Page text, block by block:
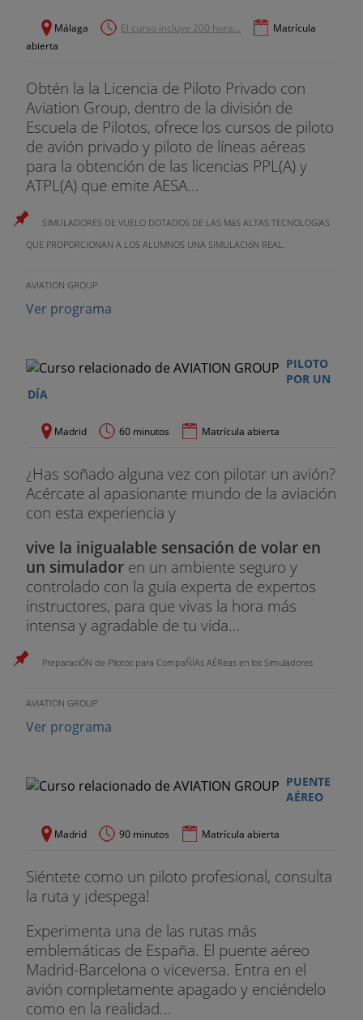
Málaga El curso incluye 200 hora...
Matrícula
abierta
Obtén la la Licencia de Piloto Privado con
Aviation Group, dentro de la división de
Escuela de Pilotos, ofrece los cursos de piloto
de avión privado y piloto de líneas aéreas
para la obtención de las licencias PPL(A) y
ATPL(A) que emite AESA...
SIMULADORES DE VUELO DOTADOS DE LAS MáS ALTAS TECNOLOGí­AS
QUE PROPORCIONAN A LOS ALUMNOS UNA SIMULACIóN REAL.
AVIATION GROUP
Ver programa
PILOTO
POR UN
DÍA
Madrid 60 minutos Matrícula abierta
¿Has soñado alguna vez con pilotar un avión?
Acércate al apasionante mundo de la aviación
con esta experiencia y
vive la inigualable sensación de volar en
un simulador en un ambiente seguro y
controlado con la guía experta de expertos
instructores, para que vivas la hora más
intensa y agradable de tu vida...
PreparaciÓN de Pilotos para CompaÑÍAs AÉReas en los Simuladores
AVIATION GROUP
Ver programa
PUENTE
AÉREO
Madrid 90 minutos Matrícula abierta
Siéntete como un piloto profesional, consulta
la ruta y ¡despega!
Experimenta una de las rutas más
emblemáticas de España. El puente aéreo
Madrid-Barcelona o viceversa. Entra en el
avión completamente apagado y enciéndelo
como en la realidad...